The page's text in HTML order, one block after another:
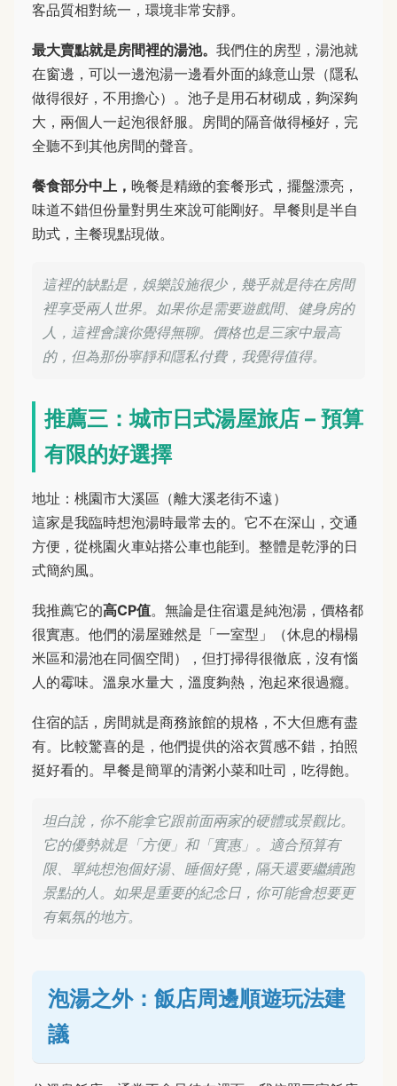
客品質相對統一，環境非常安靜。
最大賣點就是房間裡的湯池。 我們住的房型，湯池就
在窗邊，可以一邊泡湯一邊看外面的綠意山景（隱私
做得很好，不用擔心）。池子是用石材砌成，夠深夠
大，兩個人一起泡很舒服。房間的隔音做得極好，完
全聽不到其他房間的聲音。
餐食部分中上， 晚餐是精緻的套餐形式，擺盤漂亮，
味道不錯但份量對男生來說可能剛好。早餐則是半自
助式，主餐現點現做。
這裡的缺點是，娛樂設施很少，幾乎就是待在房間
裡享受兩人世界。如果你是需要遊戲間、健身房的
人，這裡會讓你覺得無聊。價格也是三家中最高
的，但為那份寧靜和隱私付費，我覺得值得。
推薦三：城市日式湯屋旅店 – 預算
有限的好選擇
地址：桃園市大溪區（離大溪老街不遠）
這家是我臨時想泡湯時最常去的。它不在深山，交通
方便，從桃園火車站搭公車也能到。整體是乾淨的日
式簡約風。
我推薦它的高CP值。無論是住宿還是純泡湯，價格都
很實惠。他們的湯屋雖然是「一室型」（休息的榻榻
米區和湯池在同個空間），但打掃得很徹底，沒有惱
人的霉味。溫泉水量大，溫度夠熱，泡起來很過癮。
住宿的話，房間就是商務旅館的規格，不大但應有盡
有。比較驚喜的是，他們提供的浴衣質感不錯，拍照
挺好看的。早餐是簡單的清粥小菜和吐司，吃得飽。
坦白說，你不能拿它跟前面兩家的硬體或景觀比。
它的優勢就是「方便」和「實惠」。適合預算有
限、單純想泡個好湯、睡個好覺，隔天還要繼續跑
景點的人。如果是重要的紀念日，你可能會想要更
有氣氛的地方。
泡湯之外：飯店周邊順遊玩法建
議